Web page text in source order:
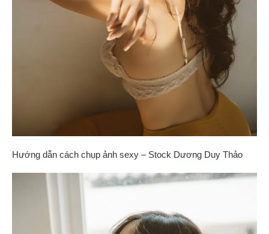
Hướng dẫn cách chụp ảnh sexy – Stock Dương Duy Thảo